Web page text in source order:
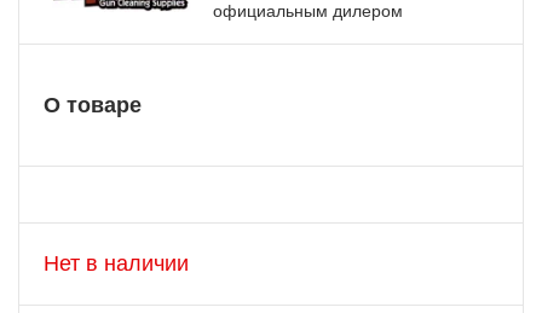
официальным дилером
О товаре
Нет в наличии